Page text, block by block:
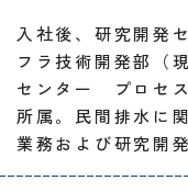
入社後、研究開発
フラ技術開発部（
センター プロセ
所属。民間排水に
業務および研究開